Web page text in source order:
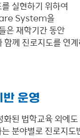
실현하기 위하여
System을
은 재학기간 동안
함께 진로지도를 연
운영
화된 법학교육 외에도
분야별로 진로지도